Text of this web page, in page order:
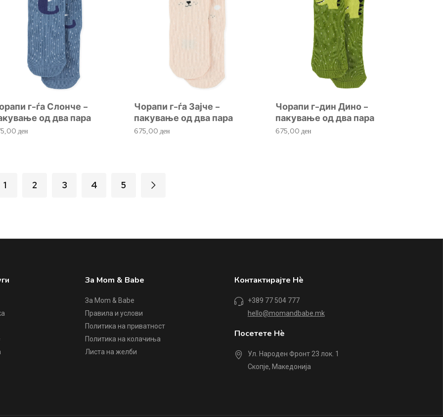
г-ѓа Слонче –
од два пара
ден
Чорапи г-ѓа Зајче –
пакување од два пара
675,00 ден
Чорапи г-дин Дино –
пакување од два пара
675,00ден
1 2 3 4 5
За Mom & Babe
За Mom & Babe
Правила и услови
Политика на приватност
Политика на колачиња
Листа на желби
Контактирајте Нè
+389 77 504 777
hello@momandbabe.mk
Посетете Нè
Ул. Народен Фронт 23 лок. 1
Скопје, Македонија